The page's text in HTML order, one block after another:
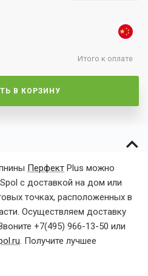
Итого к оплате
В КОРЗИНУ
Перфект Plus можно
с доставкой на дом или
точках, расположенных в
Осуществляем доставку
+7(495) 966-13-50 или
. Получите лучшее